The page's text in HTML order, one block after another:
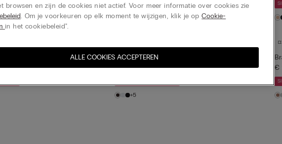
Koop 3, krijg er 1 gratis
+5
Hemdje van Superieur Katoen
€ 25,90
+5
€
browsen en zijn de cookies niet actief. Voor meer informatie over cookies zie
. Om je voorkeuren op elk moment te wijzigen, klik je opCookie-
in het cookiebeleid".
ALLE COOKIES ACCEPTEREN